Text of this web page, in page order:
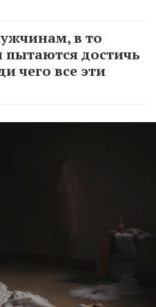
в то
достичь
чего все эти